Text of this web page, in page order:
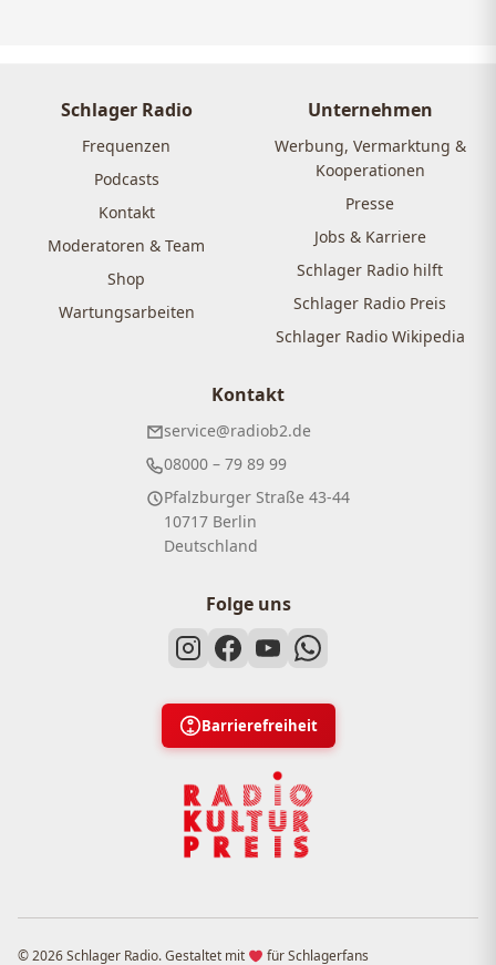
Schlager Radio
Frequenzen
Podcasts
Kontakt
Moderatoren & Team
Shop
Wartungsarbeiten
Unternehmen
Werbung, Vermarktung &
Kooperationen
Presse
Jobs & Karriere
Schlager Radio hilft
Schlager Radio Preis
Schlager Radio Wikipedia
Kontakt
service@radiob2.de
08000 – 79 89 99
Pfalzburger Straße 43-44
10717 Berlin
Deutschland
Folge uns
Barrierefreiheit
© 2026 Schlager Radio. Gestaltet mit für Schlagerfans